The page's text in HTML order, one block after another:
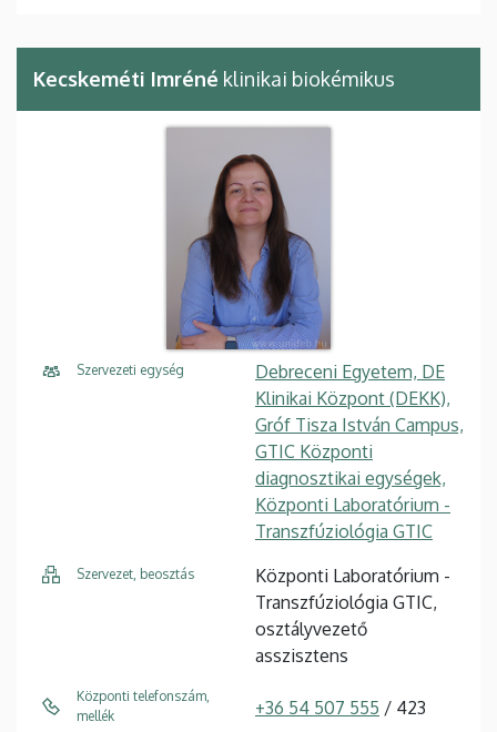
Kecskeméti Imréné klinikai biokémikus
Szervezeti egység
Debreceni Egyetem, DE
Klinikai Központ (DEKK),
Gróf Tisza István Campus,
GTIC Központi
diagnosztikai egységek,
Központi Laboratórium -
Transzfúziológia GTIC
Szervezet, beosztás
Központi Laboratórium -
Transzfúziológia GTIC,
osztályvezető
asszisztens
Központi telefonszám,
mellék
+36 54 507 555 / 423